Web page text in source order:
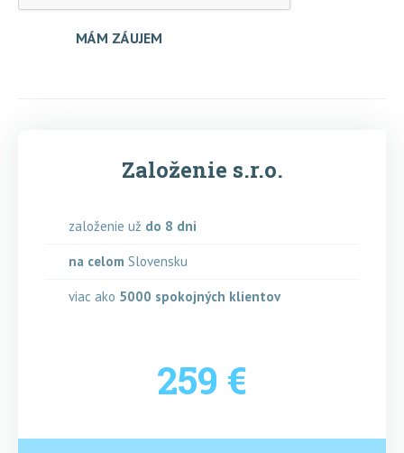
MÁM ZÁUJEM
Založenie s.r.o.
založenie už do 8 dni
na celom Slovensku
viac ako 5000 spokojných klientov
259 €